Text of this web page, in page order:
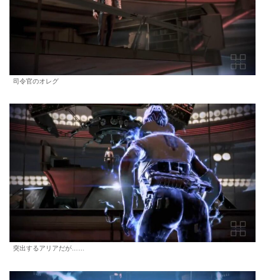
司令官のオレグ
突出するアリアだが……